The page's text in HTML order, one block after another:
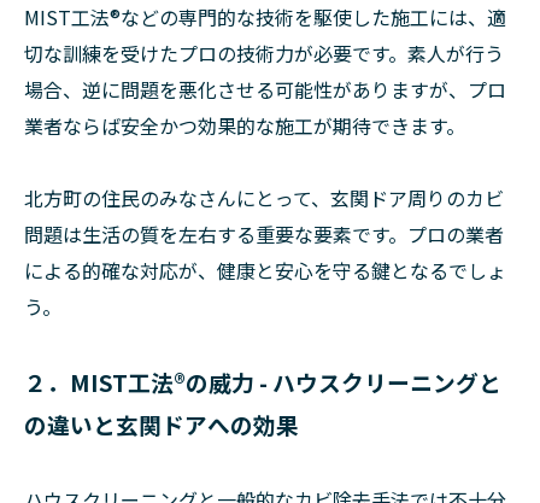
MIST工法®などの専門的な技術を駆使した施工には、適
切な訓練を受けたプロの技術力が必要です。素人が行う
場合、逆に問題を悪化させる可能性がありますが、プロ
業者ならば安全かつ効果的な施工が期待できます。
北方町の住民のみなさんにとって、玄関ドア周りのカビ
問題は生活の質を左右する重要な要素です。プロの業者
による的確な対応が、健康と安心を守る鍵となるでしょ
う。
２．MIST工法®の威力 - ハウスクリーニングと
の違いと玄関ドアへの効果